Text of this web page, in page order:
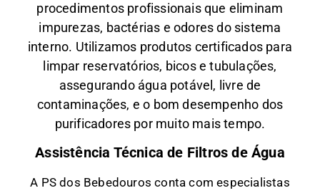
procedimentos profissionais que eliminam
impurezas, bactérias e odores do sistema
interno. Utilizamos produtos certificados para
limpar reservatórios, bicos e tubulações,
assegurando água potável, livre de
contaminações, e o bom desempenho dos
purificadores por muito mais tempo.
Assistência Técnica de Filtros de Água
A PS dos Bebedouros conta com especialistas